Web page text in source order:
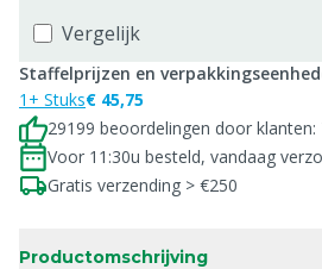
Vergelijk
Staffelprijzen en
1+ Stuks€ 45,75
29199 beoordelingen door klanten:
Voor 11:30u besteld, vandaag
Gratis verzending > €250
Productomschrijving